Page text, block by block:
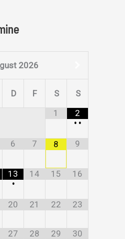
2026
D F S
S
1
2
• •
6 7 8 9
13
•
14 15 16
20 21 22 23
27 28 29 30